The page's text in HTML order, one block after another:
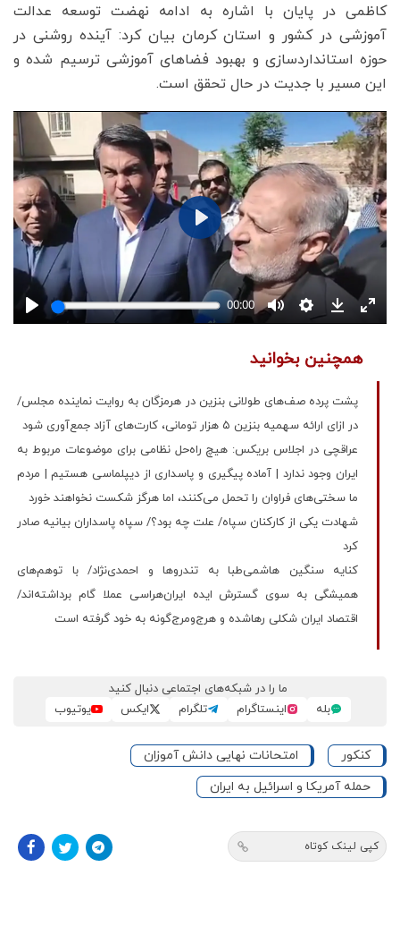
کاظمی در پایان با اشاره به ادامه نهضت توسعه عدالت
آموزشی در کشور و استان کرمان بیان کرد: آینده روشنی در
حوزه استانداردسازی و بهبود فضاهای آموزشی ترسیم شده و
این مسیر با جدیت در حال تحقق است.
همچنین بخوانید
پشت پرده صف‌های طولانی بنزین در هرمزگان به روایت نماینده مجلس/
در ازای ارائه سهمیه بنزین ۵ هزار تومانی، کارت‌های آزاد جمع‌آوری شود
عراقچی در اجلاس بریکس: هیچ‌ راه‌حل نظامی برای موضوعات مربوط به
ایران وجود ندارد | آماده پیگیری و پاسداری از دیپلماسی هستیم | مردم
ما سختی‌های فراوان را تحمل می‌کنند، اما هرگز شکست نخواهند خورد
شهادت یکی از کارکنان سپاه/ علت چه بود؟/ سپاه پاسداران بیانیه صادر
کرد
کنایه سنگین هاشمی‌طبا به تندروها و احمدی‌نژاد/ با توهم‌های
همیشگی به سوی گسترش ایده ایران‌هراسی عملا گام برداشته‌اند/
اقتصاد ایران شکلی رهاشده و هرج‌ومرج‌گونه به خود گرفته است
ما را در شبکه‌های اجتماعی دنبال کنید
بله
اینستاگرام تلگرام ایکس یوتیوب
کنکور
امتحانات نهایی دانش آموزان
حمله آمریکا و اسرائیل به ایران
کپی لینک کوتاه